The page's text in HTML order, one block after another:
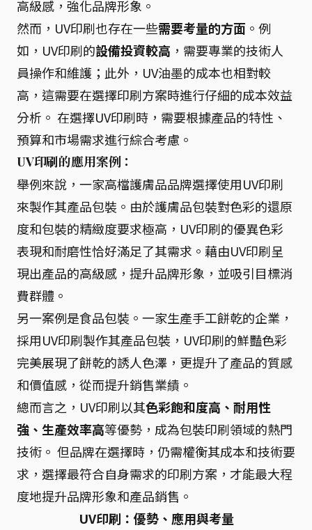
高級感，強化品牌形象。
然而，UV印刷也存在一些需要考量的方面 。例
如，UV印刷的設備投資較高 ，需要專業的技術人
員操作和維護；此外，UV油墨的成本也相對較
高，這需要在選擇印刷方案時進行仔細的成本效益
分析。 在選擇UV印刷時，需要根據產品的特性、
預算和市場需求進行綜合考慮。
UV印刷的應用案例：
舉例來說，一家高檔護膚品品牌選擇使用UV印刷
來製作其產品包裝。由於護膚品包裝對色彩的還原
度和包裝的精緻度要求極高，UV印刷的優異色彩
表現和耐磨性恰好滿足了其需求。藉由UV印刷呈
現出產品的高級感，提升品牌形象，並吸引目標消
費群體。
另一案例是食品包裝。一家生產手工餅乾的企業，
採用UV印刷製作其產品包裝，UV印刷的鮮豔色彩
完美展現了餅乾的誘人色澤，更提升了產品的質感
和價值感，從而提升銷售業績。
總而言之，UV印刷以其色彩飽和度高、耐用性
強、生產效率高等優勢，成為包裝印刷領域的熱門
技術。 但品牌在選擇時，仍需權衡其成本和技術要
求，選擇最符合自身需求的印刷方案，才能最大程
度地提升品牌形象和產品銷售。
UV印刷：優勢、應用與考量